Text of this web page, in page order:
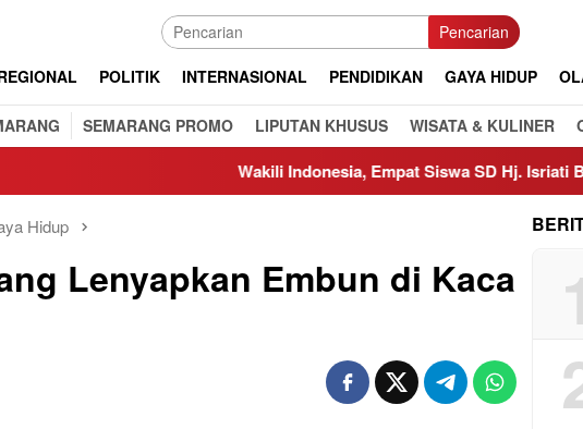
Pencarian
POLITIK INTERNASIONAL PENDIDIKAN GAYA HIDUP
SEMARANG PROMO LIPUTAN KHUSUS WISATA & KULINER
Wakili Indonesia, Empat Siswa SD Hj. Isriati
Hidup
Lenyapkan Embun di Kaca